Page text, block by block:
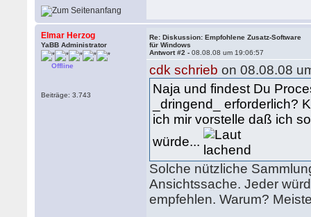
Elmar Herzog
YaBB Administrator
Offline
Beiträge: 3.743
Re: Diskussion: Empfohlene Zusatz-Software
für Windows
Antwort #2 -08.08.08 um 19:06:57
cdk schrieb on 08.08.08
Naja und findest Du
_dringend_ erforderlich?
ich mir vorstelle daß ich
würde...
Solche nützliche
Ansichtssache. Jeder
empfehlen. Warum?